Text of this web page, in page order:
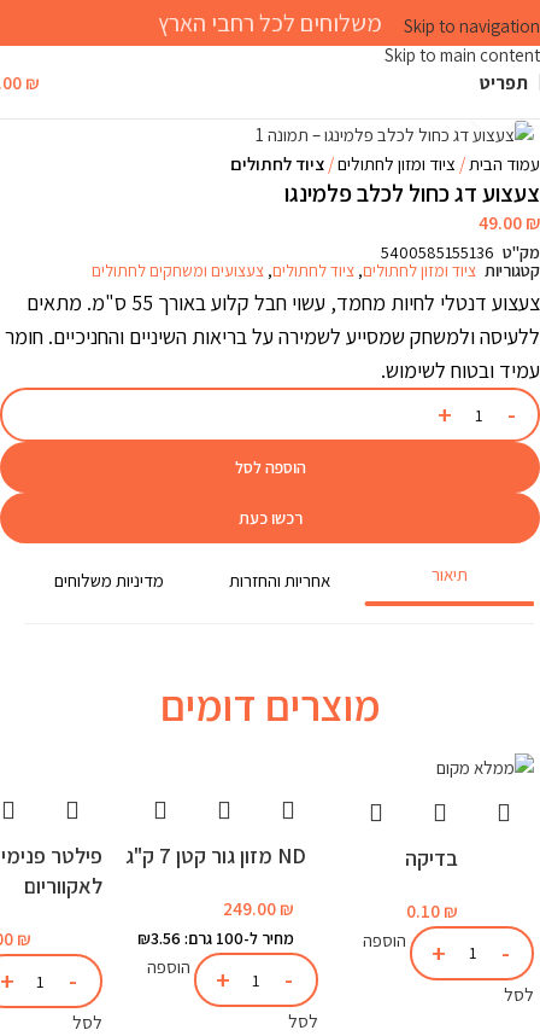
Skip to navigation
Skip to main content
משלוחים לכל רחבי הארץ
תפריט ₪
עמוד הבית ציוד ומזון לחתולים ציוד לחתולים
צעצוע דג כחול לכלב פלמינגו
49.00₪
מק"ט 5400585155136
קטגוריות ציוד ומזון לחתולים, ציוד לחתולים, צעצועים ומשחקים לחתולים
צעצוע דנטלי לחיות מחמד, עשוי חבל קלוע באורך 55 ס"מ. מתאים
ללעיסה ולמשחק שמסייע לשמירה על בריאות השיניים והחניכיים. חומר
עמיד ובטוח לשימוש.
הוספה לסל
רכשו כעת
תיאור אחריות והחזרות מדיניות משלוחים
מוצרים דומים
בדיקה
0.10 ₪
הוספה
לסל
ND מזון גור קטן 7 ק"ג
249.00 ₪
מחיר ל-100 גרם: ₪3.56
הוספה
לסל
לאקווריום
₪
לסל